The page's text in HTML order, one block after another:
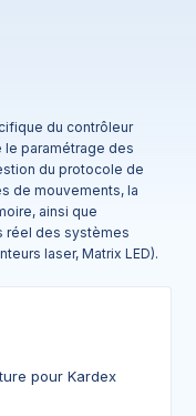
du contrôleur
le paramétrage des
du protocole de
de mouvements, la
ainsi que
réel des systèmes
laser, Matrix LED).
pour Kardex